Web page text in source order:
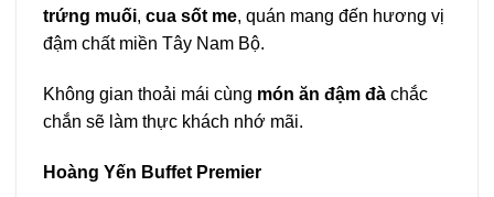
trứng muối, cua sốt me, quán mang đến hương vị
đậm chất miền Tây Nam Bộ.
Không gian thoải mái cùng món ăn đậm đà chắc
chắn sẽ làm thực khách nhớ mãi.
Hoàng Yến Buffet Premier